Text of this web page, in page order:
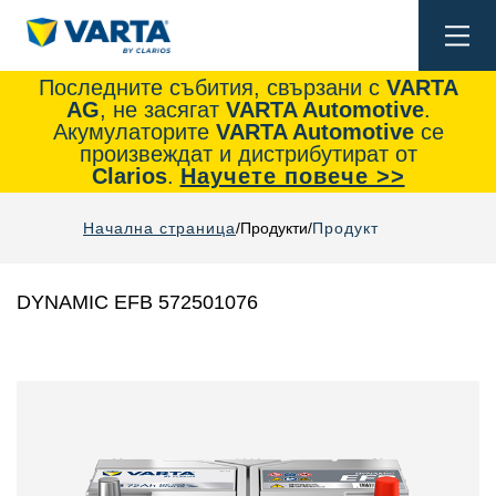
Последните събития, свързани с VARTA
AG, не засягат VARTA Automotive.
Акумулаторите VARTA Automotiveсе
произвеждат и дистрибутират от
Clarios. Научете повече >>
Начална страница Продукти Продукт
DYNAMIC EFB 572501076